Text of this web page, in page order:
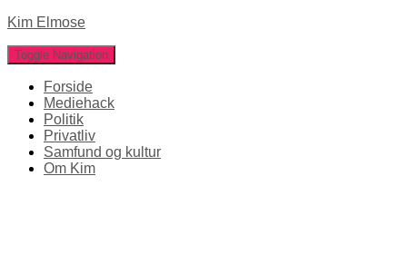
Kim Elmose
Toggle Navigation
Forside
Mediehack
Politik
Privatliv
Samfund og kultur
Om Kim